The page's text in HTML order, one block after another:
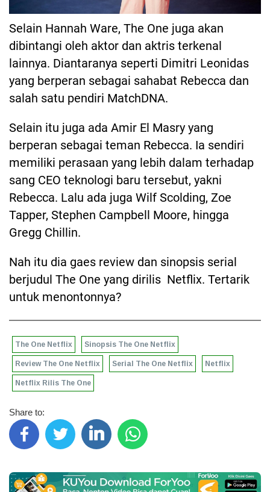
Selain Hannah Ware, The One juga akan
dibintangi oleh aktor dan aktris terkenal
lainnya. Diantaranya seperti Dimitri Leonidas
yang berperan sebagai sahabat Rebecca dan
salah satu pendiri MatchDNA.
Selain itu juga ada Amir El Masry yang
berperan sebagai teman Rebecca. Ia sendiri
memiliki perasaan yang lebih dalam terhadap
sang CEO teknologi baru tersebut, yakni
Rebecca. Lalu ada juga Wilf Scolding, Zoe
Tapper, Stephen Campbell Moore, hingga
Gregg Chillin.
Nah itu dia gaes review dan sinopsis serial
berjudul The One yang dirilis Netflix. Tertarik
untuk menontonnya?
The One Netflix Sinopsis The One Netflix
Review The One Netflix Serial The One Netflix Netflix
Netflix Rilis The One
Share to: